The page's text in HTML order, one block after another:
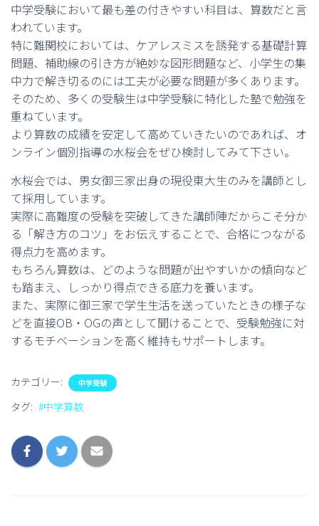
中学受験において最も差の付きやすい科目は、算数だと言
われています。
特に難関校においては、ケアレスミスを誘発する基礎計算
問題、補助線の引き方が絶妙な図形問題など、小学生の集
中力で解き切るのには工夫が必要な問題が多くあります。
そのため、多くの受験生は中学受験に特化した塾で勉強を
重ねています。
より算数の成績を安定して高めていきたいのであれば、オ
ンライン個別指導の水桜会をぜひ検討してみて下さい。
水桜会では、男女御三家出身の現役東大生のみを講師とし
て採用しています。
実際に高難度の受験を突破してきた講師陣だからこそ分か
る「解き方のコツ」をお伝えすることで、合格につながる
得点力を高めます。
もちろん算数は、どのような問題が出やすいかの傾向など
も踏まえ、しっかり得点できる底力を養います。
また、実際に御三家で学生生活を送っていたときの様子な
どを直接OB・OGの声として聞けることで、受験勉強に対
するモチベーションを高く維持もサポートします。
カテゴリー: 中学受験
タグ: #中学算数